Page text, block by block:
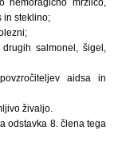
hemoragično mrzlico,
in steklino;
salmonel, šigel,
aidsa in
živaljo.
odstavka 8. člena tega